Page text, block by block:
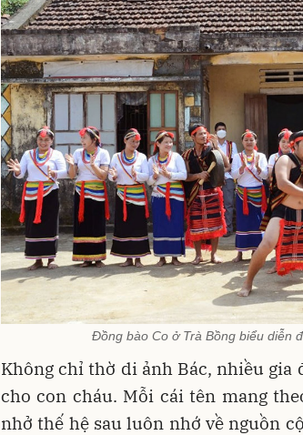
Đồng bào Co ở Trà Bồng biểu diễn
Không chỉ thờ di ảnh Bác, nhiều gia
cho con cháu. Mỗi cái tên mang
nhở thế hệ sau luôn nhớ về nguồn